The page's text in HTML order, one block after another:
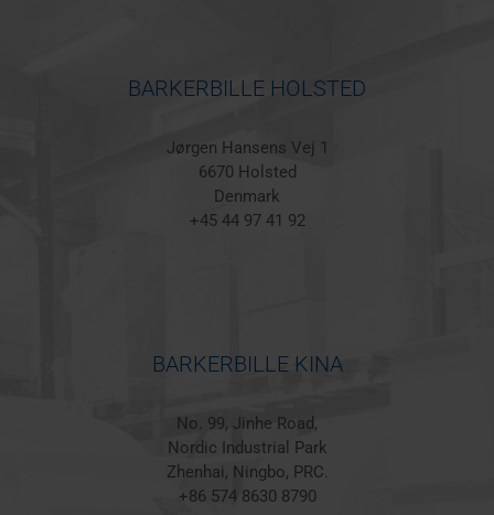
BARKERBILLE HOLSTED
Jørgen Hansens Vej 1
6670 Holsted
Denmark
+45 44 97 41 92
BARKERBILLE KINA
No. 99, Jinhe Road,
Nordic Industrial Park
Zhenhai, Ningbo, PRC.
+86 574 8630 8790